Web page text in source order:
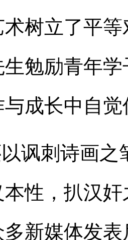
树立了平
勉励青年
成长中自
讽刺诗画之
性，扒汉
新媒体发